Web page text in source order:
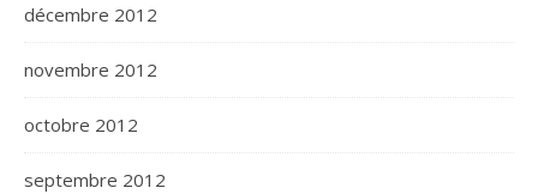
décembre 2012
novembre 2012
octobre 2012
septembre 2012